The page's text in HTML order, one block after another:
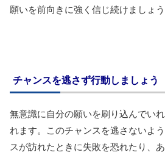
願いを前向きに強く信じ続けましょう
チャンスを逃さず行動しましょう
無意識に自分の願いを刷り込んでい
れます。このチャンスを逃さないよ
スが訪れたときに失敗を恐れたり、